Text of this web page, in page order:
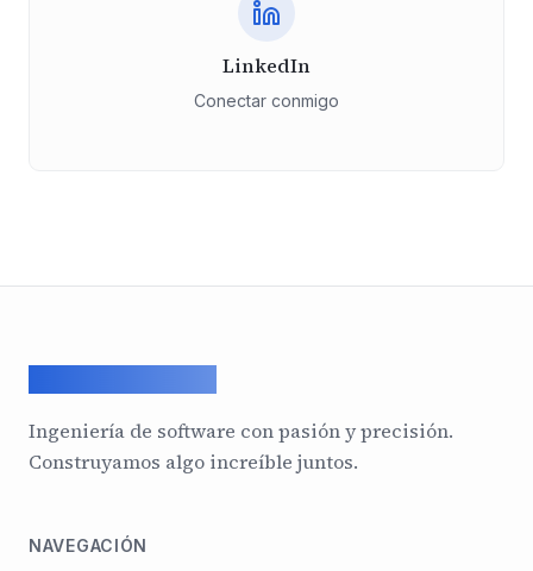
LinkedIn
Conectar conmigo
Ingeniería de software con pasión y precisión.
Construyamos algo increíble juntos.
NAVEGACIÓN